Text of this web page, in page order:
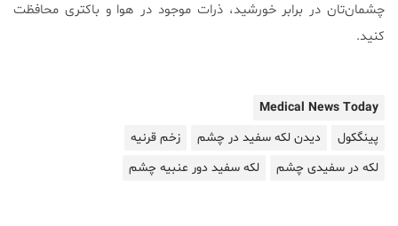
چشمان‌تان در برابر خورشید، ذرات موجود در هوا و باکتری محافظت
کنید.
Medical News Today
پینگکول
دیدن لکه سفید در چشم
زخم قرنیه
لکه در سفیدی چشم
لکه سفید دور عنبیه چشم